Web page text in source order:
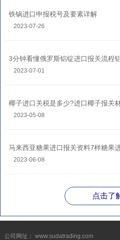
铁锅进口申报税号及要素详解
2023-07-26
3分钟看懂俄罗斯铝锭进口报关流程
2023-07-01
椰子进口关税是多少?进口椰子报关
2023-05-08
马来西亚糖果进口报关资料7样糖果
2023-06-08
点击了
公司网址： www.sudatrading.com